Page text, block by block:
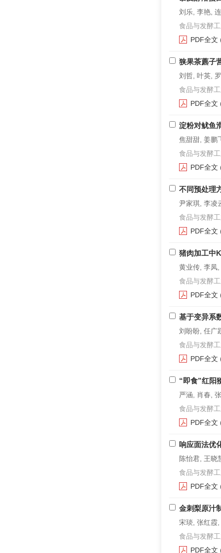
刘乐, 李艳,
食品与发酵
PDF全文
狭果茶藨子
刘哲, 叶英,
食品与发酵
PDF全文
淀粉对鱿鱼
焦甜甜, 姜鹏
食品与发酵
PDF全文
不同预处理
尹家琪, 李凌
食品与发酵
PDF全文
猪肉加工中
黄业传, 李凤
食品与发酵
PDF全文
基于变异系
刘盼盼, 任广
食品与发酵
PDF全文
“即食”红阳
严涵, 肖春,
食品与发酵
PDF全文
响应面法优
陈怡君, 王晓
食品与发酵
PDF全文
金刺梨原汁
宋琰, 张红霞
食品与发酵
PDF全文